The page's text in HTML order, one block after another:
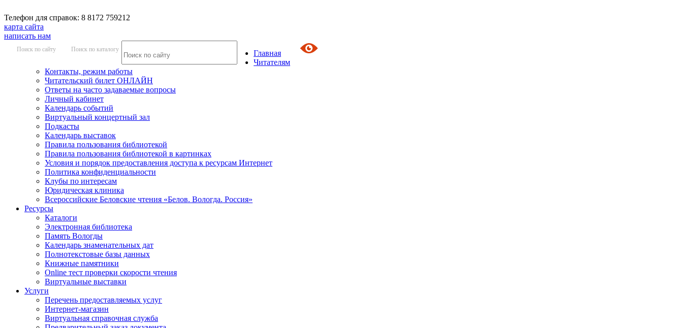
Телефон для справок: 8 8172 759212
карта сайта
написать нам
Поиск по сайту Поиск по каталогу
Главная
Читателям
Контакты, режим работы
Читательский билет ОНЛАЙН
Ответы на часто задаваемые вопросы
Личный кабинет
Календарь событий
Виртуальный концертный зал
Подкасты
Календарь выставок
Правила пользования библиотекой
Правила пользования библиотекой в картинках
Условия и порядок предоставления доступа к ресурсам Интернет
Политика конфиденциальности
Клубы по интересам
Юридическая клиника
Всероссийские Беловские чтения «Белов. Вологда. Россия»
Ресурсы
Каталоги
Электронная библиотека
Память Вологды
Календарь знаменательных дат
Полнотекстовые базы данных
Книжные памятники
Online тест проверки скорости чтения
Виртуальные выставки
Услуги
Перечень предоставляемых услуг
Интернет-магазин
Виртуальная справочная служба